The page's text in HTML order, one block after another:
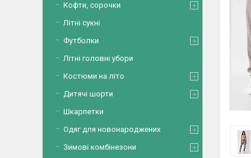
Кофти, сорочки
Літні сукні
Футболки
Літні головні убори
Костюми на літо
Дитячі шорти
Шкарпетки
Одяг для новонароджених
Зимові комбінезони